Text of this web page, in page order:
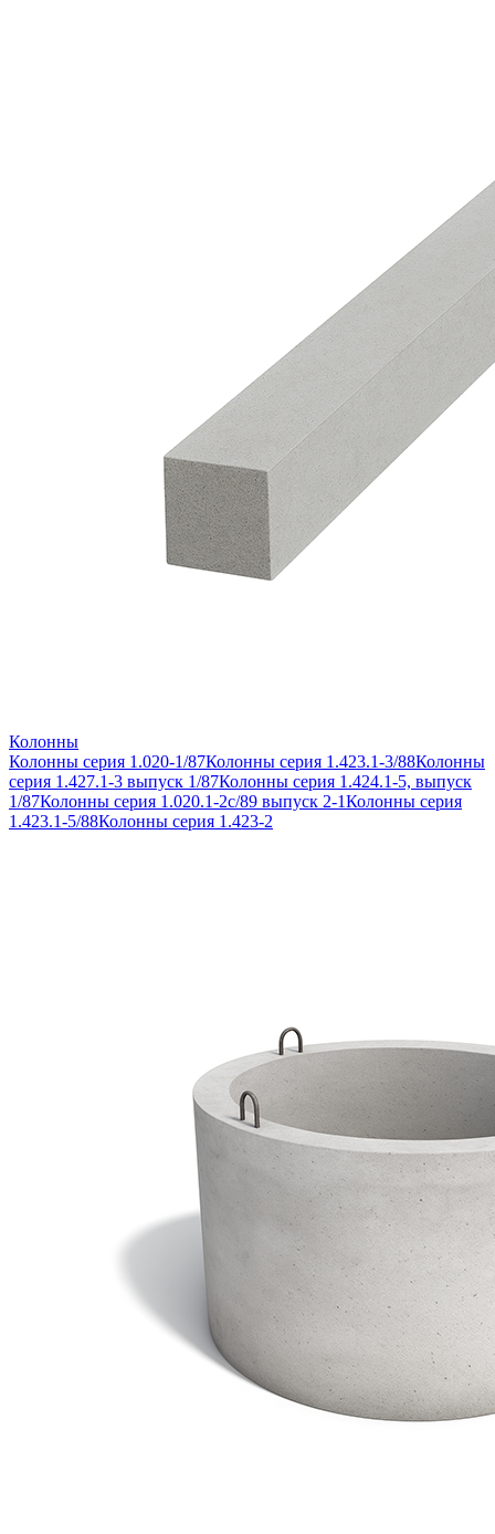
Колонны
Колонны серия 1.020-1/87Колонны серия 1.423.1-3/88Колонны
серия 1.427.1-3 выпуск 1/87Колонны серия 1.424.1-5, выпуск
1/87Колонны серия 1.020.1-2с/89 выпуск 2-1Колонны серия
1.423.1-5/88Колонны серия 1.423-2